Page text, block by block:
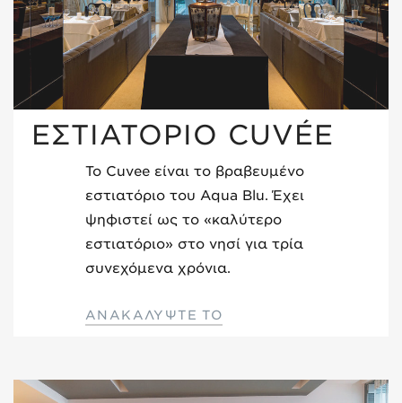
ΕΣΤΙΑΤΟΡΙΟ CUVÉE
Το Cuvee είναι το βραβευμένο
εστιατόριο του Aqua Blu. Έχει
ψηφιστεί ως το «καλύτερο
εστιατόριο» στο νησί για τρία
συνεχόμενα χρόνια.
ΑΝΑΚΑΛΥΨΤΕ ΤΟ